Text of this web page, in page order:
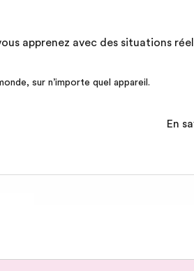
apprenez avec des situations
sur n’importe quel appareil.
En